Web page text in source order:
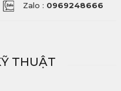
Zalo : 0969248666
THUẬT